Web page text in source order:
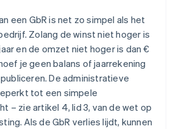
een GbR is net zo simpel als het
Zolang de winst niet hoger is
en de omzet niet hoger is dan €
je geen balans of jaarrekening
De administratieve
tot een simpele
– zie artikel 4, lid 3, van de wet op
Als de GbR verlies lijdt, kunnen